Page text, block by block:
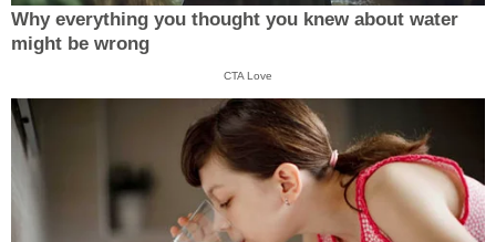
Why everything you thought you knew about water
might be wrong
CTA Love